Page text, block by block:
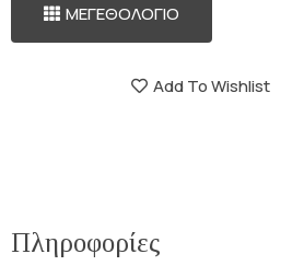
ΜΕΓΕΘΟΛΟΓΙΟ
Add To Wishlist
Πληροφορίες